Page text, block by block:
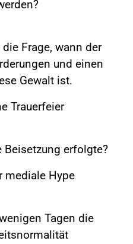
Frage, wann der
und einen
Gewalt ist.
Trauerfeier
erfolgte?
mediale Hype
Tagen die